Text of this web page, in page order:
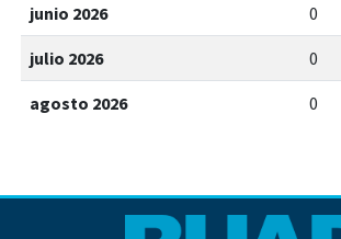
junio 2026 0
julio 2026 0
agosto 2026 0